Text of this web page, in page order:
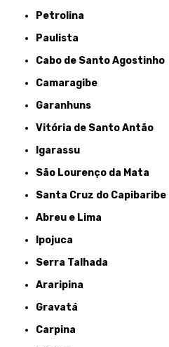
Petrolina
Paulista
Cabo de Santo Agostinho
Camaragibe
Garanhuns
Vitória de Santo Antão
Igarassu
São Lourenço da Mata
Santa Cruz do Capibaribe
Abreu e Lima
Ipojuca
Serra Talhada
Araripina
Gravatá
Carpina